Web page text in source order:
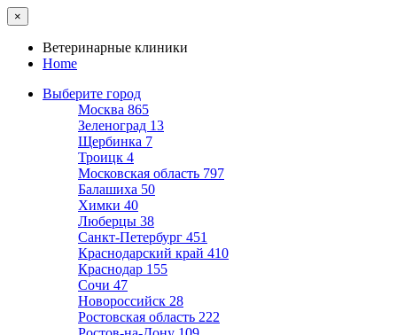
×
Ветеринарные клиники
Home
Выберите город
Москва 865
Зеленоград 13
Щербинка 7
Троицк 4
Московская область 797
Балашиха 50
Химки 40
Люберцы 38
Санкт-Петербург 451
Краснодарский край 410
Краснодар 155
Сочи 47
Новороссийск 28
Ростовская область 222